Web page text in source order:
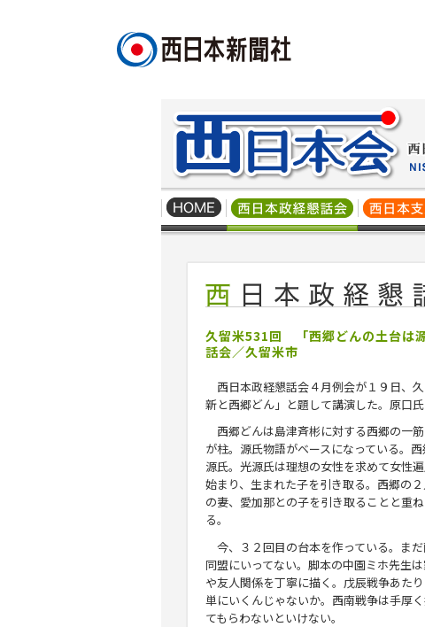
久留米531回 「西郷どんの土台は
話会／久留米市
西日本政経懇話会４月例会が１９日、
新と西郷どん」と題して講演した。原口
西郷どんは島津斉彬に対する西郷の一
が柱。源氏物語がベースになっている。
源氏。光源氏は理想の女性を求めて女性
始まり、生まれた子を引き取る。西郷の２
の妻、愛加那との子を引き取ることと重
る。
今、３２回目の台本を作っている。ま
同盟にいってない。脚本の中園ミホ先生
や友人関係を丁寧に描く。戊辰戦争あた
単にいくんじゃないか。西南戦争は手厚
てもらわないといけない。